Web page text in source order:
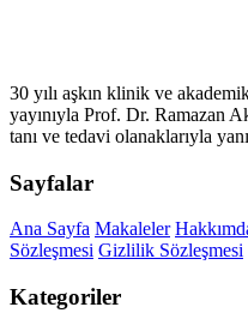
30 yılı aşkın klinik ve
yayınıyla Prof. Dr. Ramazan
tanı ve tedavi olanaklarıyla
Sayfalar
Ana Sayfa Makaleler
Sözleşmesi Gizlilik Sözleşmesi
Kategoriler